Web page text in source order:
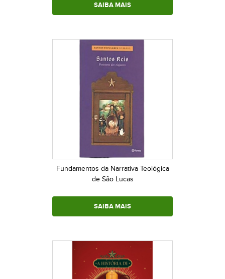
SAIBA MAIS
Fundamentos da Narrativa Teológica
de São Lucas
SAIBA MAIS